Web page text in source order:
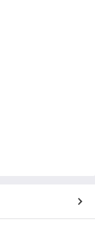
знаємо
наших
ефективної
ви можете
системи
Компанія